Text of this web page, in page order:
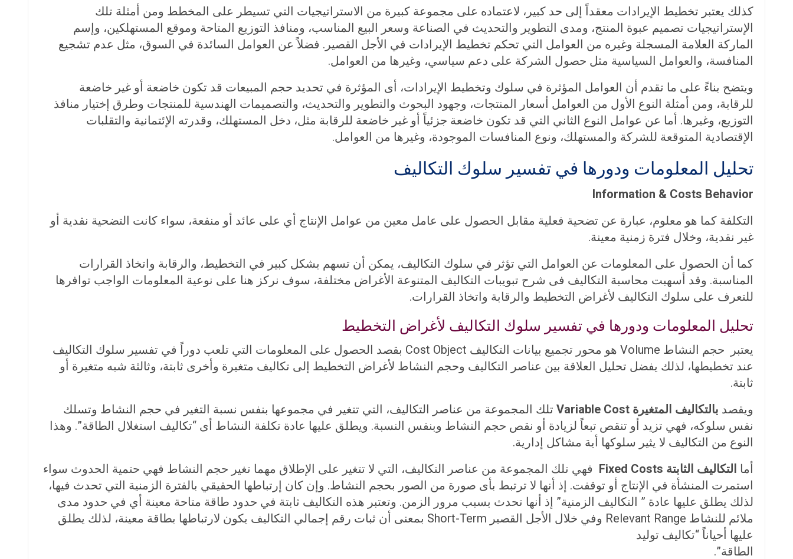
كذلك يعتبر تخطيط الإيرادات معقداً إلى حد كبير، لاعتماده على مجموعة كبيرة من الاستراتيجيات التي تسيطر على المخطط ومن أمثلة تلك
الإستراتيجيات تصميم عبوة المنتج، ومدى التطوير والتحديث في الصناعة وسعر البيع المناسب، ومنافذ التوزيع المتاحة وموقع المستهلكين، وإسم
الماركة العلامة المسجلة وغيره من العوامل التي تحكم تخطيط الإيرادات في الأجل القصير. فضلاً عن العوامل السائدة في السوق، مثل عدم تشجيع
المنافسة، والعوامل السياسية مثل حصول الشركة على دعم سياسي، وغيرها من العوامل.
ويتضح بناءً على ما تقدم أن العوامل المؤثرة في سلوك وتخطيط الإيرادات، أى المؤثرة في تحديد حجم المبيعات قد تكون خاضعة أو غير خاضعة
للرقابة، ومن أمثلة النوع الأول من العوامل أسعار المنتجات، وجهود البحوث والتطوير والتحديث، والتصميمات الهندسية للمنتجات وطرق إختيار منافذ
التوزيع، وغيرها. أما عن عوامل النوع الثاني التي قد تكون خاضعة جزئياً أو غير خاضعة للرقابة مثل، دخل المستهلك، وقدرته الإئتمانية والتقلبات
الإقتصادية المتوقعة للشركة والمستهلك، ونوع المنافسات الموجودة، وغيرها من العوامل.
تحليل المعلومات ودورها في تفسير سلوك التكاليف
Information & Costs Behavior
التكلفة كما هو معلوم، عبارة عن تضحية فعلية مقابل الحصول على عامل معين من عوامل الإنتاج أي على عائد أو منفعة، سواء كانت التضحية نقدية أو
غير نقدية، وخلال فترة زمنية معينة.
كما أن الحصول على المعلومات عن العوامل التي تؤثر في سلوك التكاليف، يمكن أن تسهم بشكل كبير في التخطيط، والرقابة واتخاذ القرارات
المناسبة. وقد أسهبت محاسبة التكاليف فى شرح تبويبات التكاليف المتنوعة الأغراض مختلفة، سوف نركز هنا على نوعية المعلومات الواجب توافرها
للتعرف على سلوك التكاليف لأغراض التخطيط والرقابة واتخاذ القرارات.
تحليل المعلومات ودورها في تفسير سلوك التكاليف لأغراض التخطيط
يعتبر حجم النشاط Volume هو محور تجميع بيانات التكاليف Cost Object بقصد الحصول على المعلومات التي تلعب دوراً في تفسير سلوك التكاليف
عند تخطيطها، لذلك يفضل تحليل العلاقة بين عناصر التكاليف وحجم النشاط لأغراض التخطيط إلى تكاليف متغيرة وأخرى ثابتة، وثالثة شبه متغيرة أو
ثابتة.
ويقصد بالتكاليف المتغيرة Variable Cost
تلك المجموعة من عناصر التكاليف، التي تتغير في مجموعها بنفس نسبة التغير في حجم النشاط وتسلك
نفس سلوكه، فهي تزيد أو تنقص تبعاً لزيادة أو نقص حجم النشاط وبنفس النسبة. ويطلق عليها عادة تكلفة النشاط أى “تكاليف استغلال الطاقة”. وهذا
النوع من التكاليف لا يثير سلوكها أية مشاكل إدارية.
أما التكاليف الثابتة Fixed Costs
فهي تلك المجموعة من عناصر التكاليف، التي لا تتغير على الإطلاق مهما تغير حجم النشاط فهي حتمية الحدوث سواء
استمرت المنشأة في الإنتاج أو توقفت. إذ أنها لا ترتبط بأى صورة من الصور بحجم النشاط. وإن كان إرتباطها الحقيقي بالفترة الزمنية التي تحدث فيها،
لذلك يطلق عليها عادة ” التكاليف الزمنية” إذ أنها تحدث بسبب مرور الزمن. وتعتبر هذه التكاليف ثابتة في حدود طاقة متاحة معينة أي في حدود مدى
ملائم للنشاط Relevant Range وفي خلال الأجل القصير Short-Term بمعنى أن ثبات رقم إجمالي التكاليف يكون لارتباطها بطاقة معينة، لذلك يطلق
عليها أحياناً “تكاليف توليد
الطاقة”.